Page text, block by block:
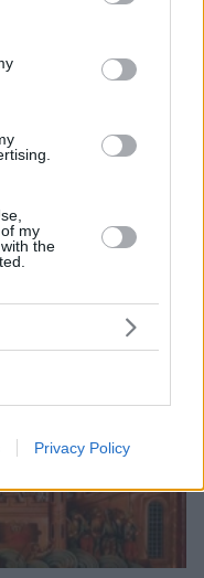
third-party tags to
in below Google
my
the
Privacy Policy
Τι θα πει ο
μισθούς,
και στεγαστικό